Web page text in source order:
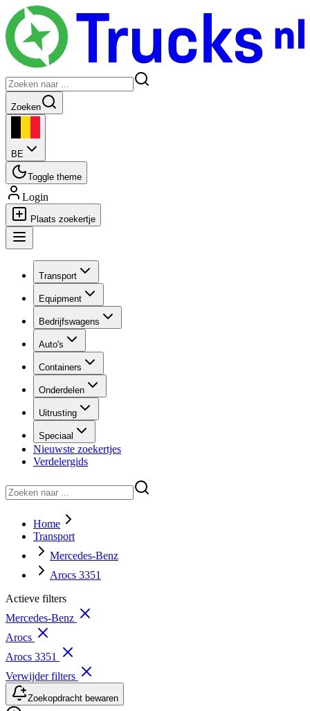
Zoeken
BE
Toggle theme
Login
Plaats zoekertje
Transport
Equipment
Bedrijfswagens
Auto's
Containers
Onderdelen
Uitrusting
Speciaal
Nieuwste zoekertjes
Verdelergids
Home
Transport
Mercedes-Benz
Arocs 3351
Actieve filters
Mercedes-Benz
Arocs
Arocs 3351
Verwijder filters
Zoekopdracht bewaren